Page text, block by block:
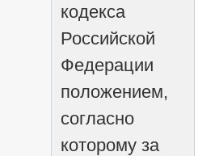
кодекса
Российской
Федерации
положением,
согласно
которому за